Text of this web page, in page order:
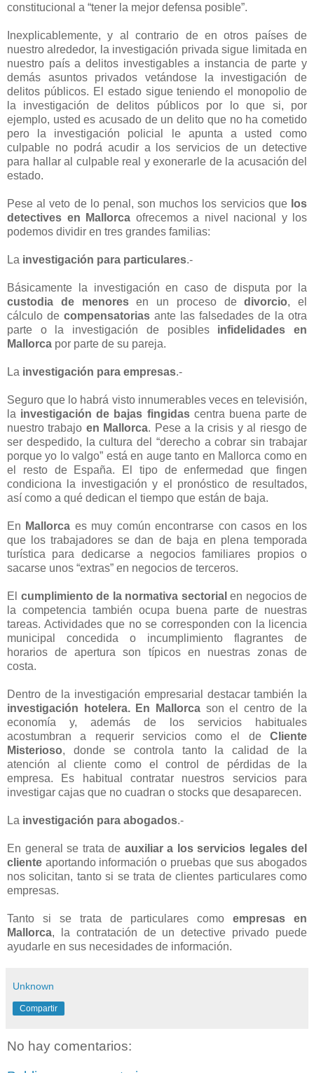
constitucional a “tener la mejor defensa posible”.
Inexplicablemente, y al contrario de en otros países de
nuestro alrededor, la investigación privada sigue limitada en
nuestro país a delitos investigables a instancia de parte y
demás asuntos privados vetándose la investigación de
delitos públicos. El estado sigue teniendo el monopolio de
la investigación de delitos públicos por lo que si, por
ejemplo, usted es acusado de un delito que no ha cometido
pero la investigación policial le apunta a usted como
culpable no podrá acudir a los servicios de un detective
para hallar al culpable real y exonerarle de la acusación del
estado.
Pese al veto de lo penal, son muchos los servicios que los
detectives en Mallorca ofrecemos a nivel nacional y los
podemos dividir en tres grandes familias:
La investigación para particulares.-
Básicamente la investigación en caso de disputa por la
custodia de menoresen un proceso dedivorcio, el
cálculo de compensatorias ante las falsedades de la otra
parte o la investigación de posibles infidelidades en
Mallorca por parte de su pareja.
La investigación para empresas.-
Seguro que lo habrá visto innumerables veces en televisión,
la investigación de bajas fingidascentra buena parte de
nuestro trabajo en Mallorca. Pese a la crisis y al riesgo de
ser despedido, la cultura del “derecho a cobrar sin trabajar
porque yo lo valgo” está en auge tanto en Mallorca como en
el resto de España. El tipo de enfermedad que fingen
condiciona la investigación y el pronóstico de resultados,
así como a qué dedican el tiempo que están de baja.
En Mallorca es muy común encontrarse con casos en los
que los trabajadores se dan de baja en plena temporada
turística para dedicarse a negocios familiares propios o
sacarse unos “extras” en negocios de terceros.
El cumplimiento de la normativa sectorial en negocios de
la competencia también ocupa buena parte de nuestras
tareas. Actividades que no se corresponden con la licencia
municipal concedida o incumplimiento flagrantes de
horarios de apertura son típicos en nuestras zonas de
costa.
Dentro de la investigación empresarial destacar también la
investigación hotelera. En Mallorcason el centro de la
economía y, además de los servicios habituales
acostumbran a requerir servicios como el de Cliente
Misterioso, donde se controla tanto la calidad de la
atención al cliente como el control de pérdidas de la
empresa. Es habitual contratar nuestros servicios para
investigar cajas que no cuadran o stocks que desaparecen.
La investigación para abogados.-
En general se trata de auxiliar a los servicios legales del
cliente aportando información o pruebas que sus abogados
nos solicitan, tanto si se trata de clientes particulares como
empresas.
Tanto si se trata de particulares comoempresas en
Mallorca, la contratación de un detective privado puede
ayudarle en sus necesidades de información.
Unknown
Compartir
No hay comentarios: